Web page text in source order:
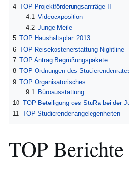
4 TOP Projektförderungsanträge II
4.1 Videoexposition
4.2 Junge Meile
5 TOP Haushaltsplan 2013
6 TOP Reisekostenerstattung Nightline
7 TOP Antrag Begrüßungspakete
8 TOP Ordnungen des
9 TOP Organisatorisches
9.1
Büroausstattung
10 TOP Beteiligung des StuRa bei der
11 TOP Studierendenangelegenheiten
TOP Berichte